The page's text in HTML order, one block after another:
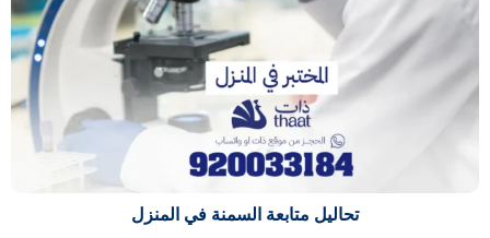
تحاليل متابعة السمنة في المنزل